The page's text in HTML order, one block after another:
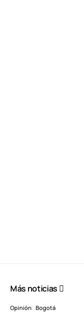
Más noticias
Opinión Bogotá